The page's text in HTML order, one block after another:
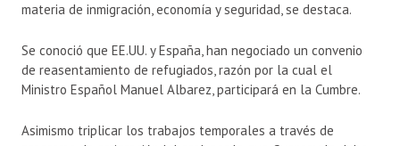
materia de inmigración, economía y seguridad, se destaca.
Se conoció que EE.UU. y España, han negociado un convenio
de reasentamiento de refugiados, razón por la cual el
Ministro Español Manuel Albarez, participará en la Cumbre.
Asimismo triplicar los trabajos temporales a través de